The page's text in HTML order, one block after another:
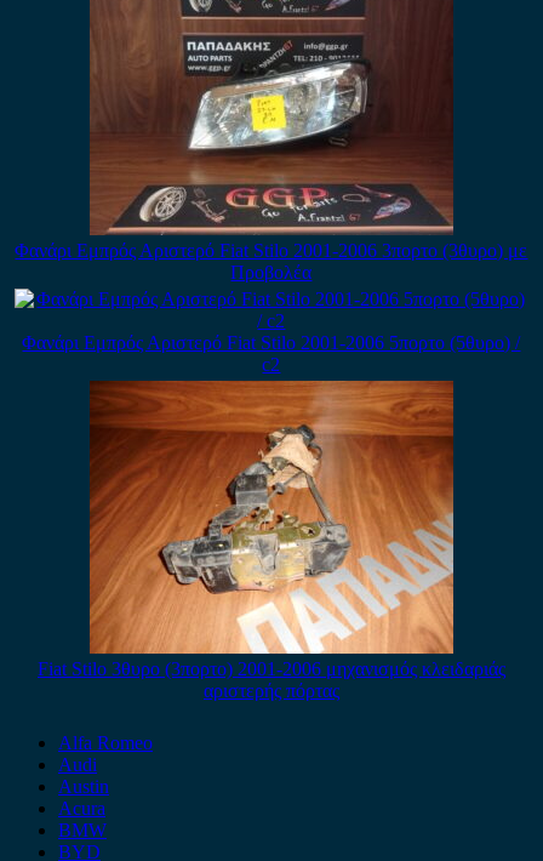
Φανάρι Εμπρός Αριστερό Fiat Stilo 2001-2006 3πορτο (3θυρο) με
Προβολέα
Φανάρι Εμπρός Αριστερό Fiat Stilo 2001-2006 5πορτο (5θυρο) /
c2
Fiat Stilo 3θυρο (3πορτο) 2001-2006 μηχανισμός κλειδαριάς
αριστερής πόρτας
Alfa Romeo
Audi
Austin
Acura
BMW
BYD